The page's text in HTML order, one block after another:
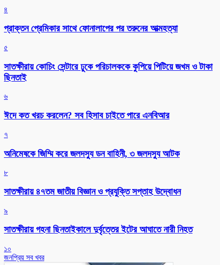
৪
প্রাক্তন প্রেমিকার সাথে ফোনালাপের পর তরুনের আত্মহত্যা
৫
সাতক্ষীরায় কোচিং সেন্টারে ঢুকে পরিচালককে কুপিয়ে পিটিয়ে জখম ও টাকা
ছিনতাই
৬
ঈদে কত খরচ করলেন? সব হিসাব চাইতে পারে এনবিআর
৭
অনিমেষকে জিম্মি করে জলদস্যু ডন বাহিনী, ৩ জলদস্যু আটক
৮
সাতক্ষীরায় ৪৭তম জাতীয় বিজ্ঞান ও প্রযুক্তি সপ্তাহ উদ্বোধন
৯
সাতক্ষীরায় গহনা ছিনতাইকালে দুর্বৃত্তের ইটের আঘাতে নারী নিহত
১০
জনপ্রিয় সব খবর